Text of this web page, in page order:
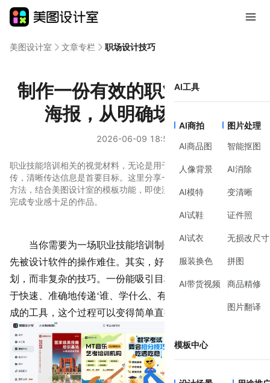
AI工具
AI商拍
AI商品图
人像背景
AI模特
AI试鞋
AI试衣
服装换色
AI带货视频
图片处理
智能抠图
AI消除
变清晰
证件照
无损改尺寸
拼图
商品精修
图片翻译
模板中心
美图设计室 文章专栏 职场设计技巧
制作一份有效的职业技能培训
海报，从明确场景开始
2026-06-09 18:52
职业技能培训相关的视觉材料，无论是用于线上招生还是内部宣
传，清晰传达信息是首要目标。这里分享一套从目标到落地的实用
方法，结合美图设计室的模板功能，即使没有设计基础，也能高效
完成专业感十足的作品。
当你需要为一场职业技能培训制作宣传海报时，可能会
先被设计软件的操作难住。其实，好的设计始于清晰的规
划，而非复杂的技巧。一份能吸引目标学员的海报，核心在
于快速、准确地传递‘谁、学什么、有何用’的信息。借助现
成的工具，这个过程可以变得简单直接。